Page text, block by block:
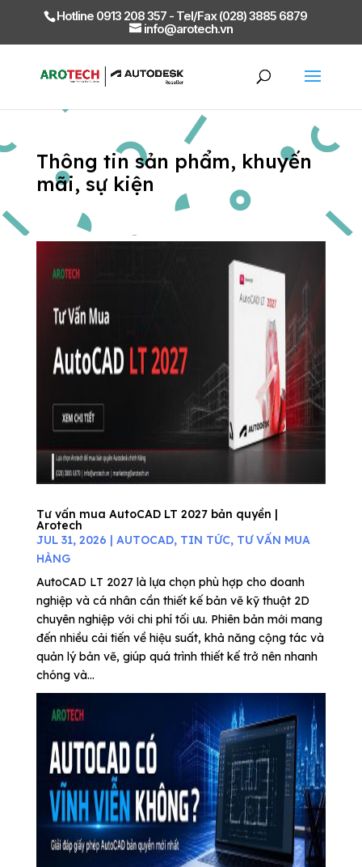
Hotline 0913 208 357 - Tel/Fax (028) 3885 6879
info@arotech.vn
Thông tin sản phẩm, khuyến
mãi, sự kiện
Tư vấn mua AutoCAD LT 2027 bản quyền |
Arotech
JUL 31, 2026 | AUTOCAD, TIN TỨC, TƯ VẤN MUA
HÀNG
AutoCAD LT 2027 là lựa chọn phù hợp cho doanh
nghiệp và cá nhân cần thiết kế bản vẽ kỹ thuật 2D
chuyên nghiệp với chi phí tối ưu. Phiên bản mới mang
đến nhiều cải tiến về hiệu suất, khả năng cộng tác và
quản lý bản vẽ, giúp quá trình thiết kế trở nên nhanh
chóng và...